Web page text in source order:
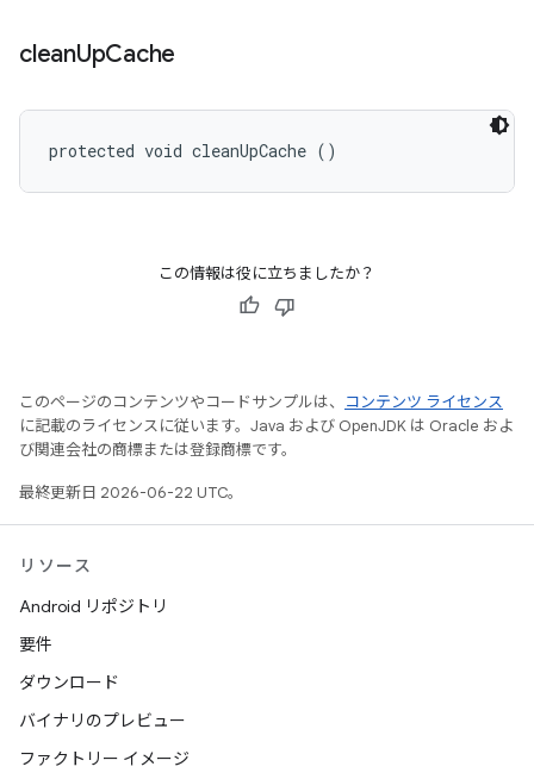
cleanUpCache
protected void cleanUpCache ()
この情報は役に立ちましたか？
このページのコンテンツやコードサンプルは、
コンテンツ ライセンス
に記載のライセンスに従います。Java および OpenJDK は Oracle およ
び関連会社の商標または登録商標です。
最終更新日 2026-06-22 UTC。
リソース
Android リポジトリ
要件
ダウンロード
バイナリのプレビュー
ファクトリー イメージ